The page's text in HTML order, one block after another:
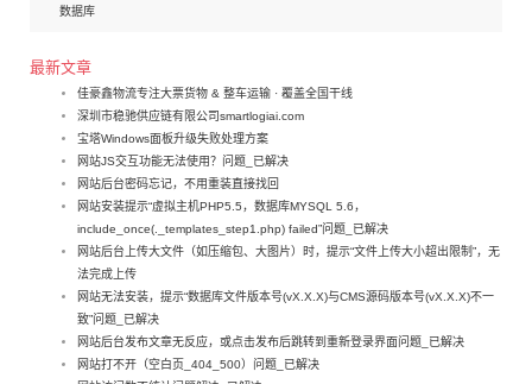
数据库
最新文章
佳豪鑫物流专注大票货物 & 整车运输 · 覆盖全国干线
深圳市稳驰供应链有限公司smartlogiai.com
宝塔Windows面板升级失败处理方案
网站JS交互功能无法使用？问题_已解决
网站后台密码忘记，不用重装直接找回
网站安装提示“虚拟主机PHP5.5，数据库MYSQL 5.6，
include_once(._templates_step1.php) failed”问题_已解决
网站后台上传大文件（如压缩包、大图片）时，提示“文件上传大小超出限制”，无
法完成上传
网站无法安装，提示“数据库文件版本号(vX.X.X)与CMS源码版本号(vX.X.X)不一
致”问题_已解决
网站后台发布文章无反应，或点击发布后跳转到重新登录界面问题_已解决
网站打不开（空白页_404_500）问题_已解决